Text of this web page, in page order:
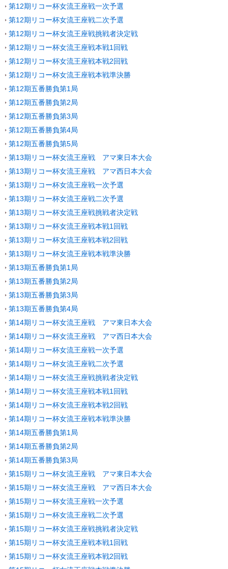
第12期リコー杯女流王座戦一次予選
第12期リコー杯女流王座戦二次予選
第12期リコー杯女流王座戦挑戦者決定戦
第12期リコー杯女流王座戦本戦1回戦
第12期リコー杯女流王座戦本戦2回戦
第12期リコー杯女流王座戦本戦準決勝
第12期五番勝負第1局
第12期五番勝負第2局
第12期五番勝負第3局
第12期五番勝負第4局
第12期五番勝負第5局
第13期リコー杯女流王座戦 アマ東日本大会
第13期リコー杯女流王座戦 アマ西日本大会
第13期リコー杯女流王座戦一次予選
第13期リコー杯女流王座戦二次予選
第13期リコー杯女流王座戦挑戦者決定戦
第13期リコー杯女流王座戦本戦1回戦
第13期リコー杯女流王座戦本戦2回戦
第13期リコー杯女流王座戦本戦準決勝
第13期五番勝負第1局
第13期五番勝負第2局
第13期五番勝負第3局
第13期五番勝負第4局
第14期リコー杯女流王座戦 アマ東日本大会
第14期リコー杯女流王座戦 アマ西日本大会
第14期リコー杯女流王座戦一次予選
第14期リコー杯女流王座戦二次予選
第14期リコー杯女流王座戦挑戦者決定戦
第14期リコー杯女流王座戦本戦1回戦
第14期リコー杯女流王座戦本戦2回戦
第14期リコー杯女流王座戦本戦準決勝
第14期五番勝負第1局
第14期五番勝負第2局
第14期五番勝負第3局
第15期リコー杯女流王座戦 アマ東日本大会
第15期リコー杯女流王座戦 アマ西日本大会
第15期リコー杯女流王座戦一次予選
第15期リコー杯女流王座戦二次予選
第15期リコー杯女流王座戦挑戦者決定戦
第15期リコー杯女流王座戦本戦1回戦
第15期リコー杯女流王座戦本戦2回戦